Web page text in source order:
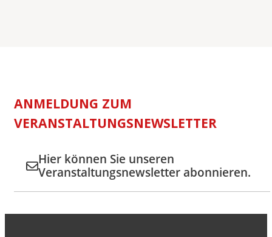
ANMELDUNG ZUM
VERANSTALTUNGSNEWSLETTER
Hier können Sie unseren
Veranstaltungsnewsletter abonnieren.